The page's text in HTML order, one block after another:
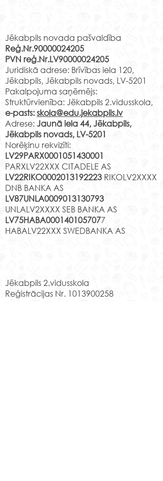
Jēkabpils novada pašvaldība
Reģ.Nr.90000024205
PVN reģ.Nr.LV90000024205
Juridiskā adrese: Brīvības iela 120,
Jēkabpils, Jēkabpils novads, LV-5201
Pakalpojuma saņēmējs:
Struktūrvienība: Jēkabpils 2.vidusskola,
e-pasts:skola@edu.jekabpils.lv
Adrese:Jaunā iela 44, Jēkabpils,
Jēkabpils novads, LV-5201
Norēķinu rekvizīti:
LV29PARX0001051430001
PARXLV22XXX CITADELE AS
LV22RIKO0002013192223 RIKOLV2XXXX
DNB BANKA AS
LV87UNLA0009013130793
UNLALV2XXXX SEB BANKA AS
LV75HABA0001401057077
HABALV22XXX SWEDBANKA AS
Jēkabpils 2.vidusskola
Reģistrācijas Nr. 1013900258